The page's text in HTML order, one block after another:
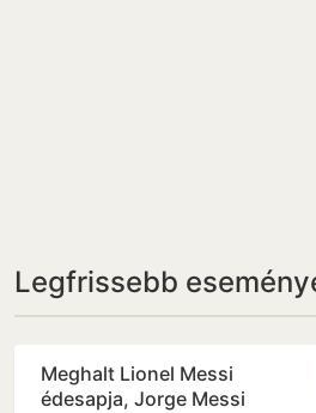
Legfrissebb
Meghalt Lionel Messi
édesapja, Jorge Messi